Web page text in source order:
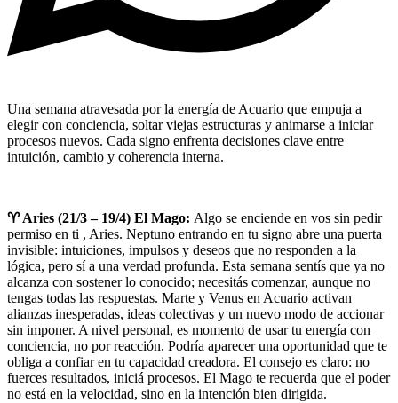
Una semana atravesada por la energía de Acuario que empuja a
elegir con conciencia, soltar viejas estructuras y animarse a iniciar
procesos nuevos. Cada signo enfrenta decisiones clave entre
intuición, cambio y coherencia interna.
♈ Aries (21/3 – 19/4) El Mago: Algo se enciende en vos sin pedir
permiso en ti , Aries. Neptuno entrando en tu signo abre una puerta
invisible: intuiciones, impulsos y deseos que no responden a la
lógica, pero sí a una verdad profunda. Esta semana sentís que ya no
alcanza con sostener lo conocido; necesitás comenzar, aunque no
tengas todas las respuestas. Marte y Venus en Acuario activan
alianzas inesperadas, ideas colectivas y un nuevo modo de accionar
sin imponer. A nivel personal, es momento de usar tu energía con
conciencia, no por reacción. Podría aparecer una oportunidad que te
obliga a confiar en tu capacidad creadora. El consejo es claro: no
fuerces resultados, iniciá procesos. El Mago te recuerda que el poder
no está en la velocidad, sino en la intención bien dirigida.